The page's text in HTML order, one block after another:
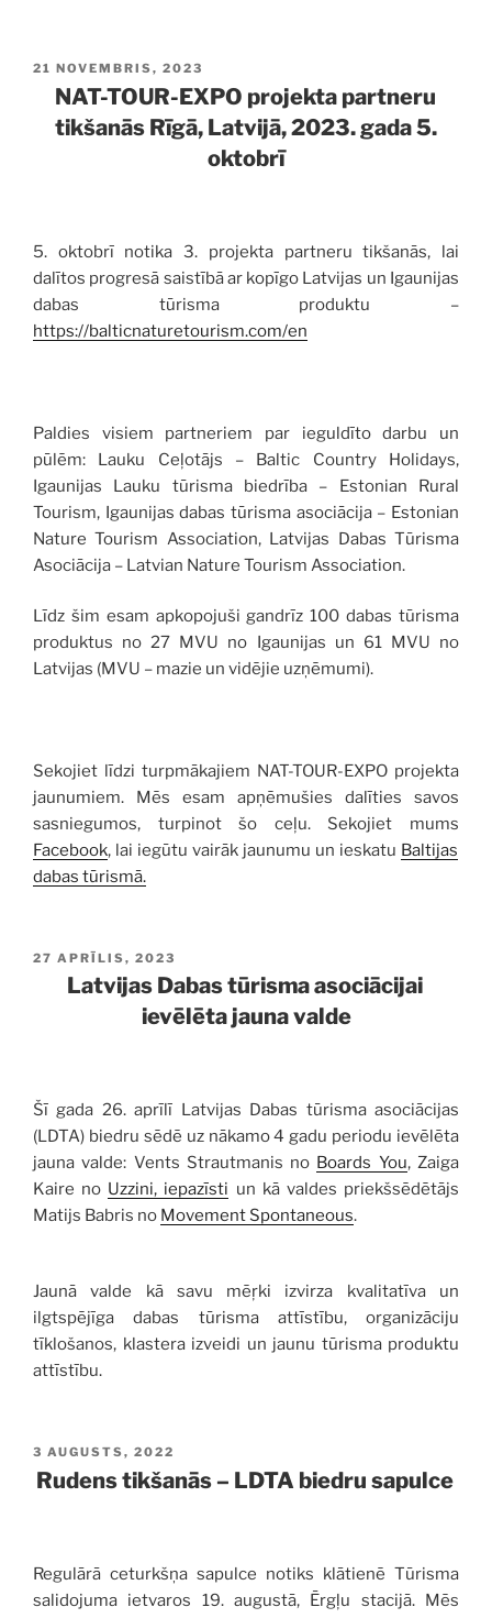
PUBLICĒTS
21 NOVEMBRIS, 2023
NAT-TOUR-EXPO projekta partneru
tikšanās Rīgā, Latvijā, 2023. gada 5.
oktobrī
5. oktobrī notika 3. projekta partneru tikšanās, lai
dalītos progresā saistībā ar kopīgo Latvijas un Igaunijas
dabas tūrisma produktu –
https://balticnaturetourism.com/en
Paldies visiem partneriem par ieguldīto darbu un
pūlēm: Lauku Ceļotājs – Baltic Country Holidays,
Igaunijas Lauku tūrisma biedrība – Estonian Rural
Tourism, Igaunijas dabas tūrisma asociācija – Estonian
Nature Tourism Association, Latvijas Dabas Tūrisma
Asociācija – Latvian Nature Tourism Association.
Līdz šim esam apkopojuši gandrīz 100 dabas tūrisma
produktus no 27 MVU no Igaunijas un 61 MVU no
Latvijas (MVU – mazie un vidējie uzņēmumi).
Sekojiet līdzi turpmākajiem NAT-TOUR-EXPO projekta
jaunumiem. Mēs esam apņēmušies dalīties savos
sasniegumos, turpinot šo ceļu. Sekojiet mums
Facebook, lai iegūtu vairāk jaunumu un ieskatu Baltijas
dabas tūrismā.
PUBLICĒTS
27 APRĪLIS, 2023
Latvijas Dabas tūrisma asociācijai
ievēlēta jauna valde
Šī gada 26. aprīlī Latvijas Dabas tūrisma asociācijas
(LDTA) biedru sēdē uz nākamo 4 gadu periodu ievēlēta
jauna valde: Vents Strautmanis no Boards You, Zaiga
Kaire no Uzzini, iepazīsti un kā valdes priekšsēdētājs
Matijs Babris no Movement Spontaneous.
Jaunā valde kā savu mēŗki izvirza kvalitatīva un
ilgtspējīga dabas tūrisma attīstību, organizāciju
tīklošanos, klastera izveidi un jaunu tūrisma produktu
attīstību.
PUBLICĒTS
3 AUGUSTS, 2022
Rudens tikšanās – LDTA biedru sapulce
Regulārā ceturkšņa sapulce notiks klātienē Tūrisma
salidojuma ietvaros 19. augustā, Ērgļu stacijā. Mēs